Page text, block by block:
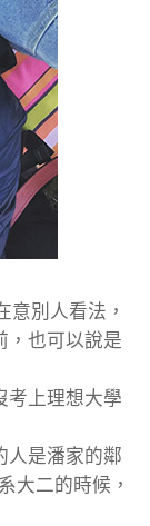
意別人看法，
，也可以說是
考上理想大學
人是潘家的鄰
大二的時候，